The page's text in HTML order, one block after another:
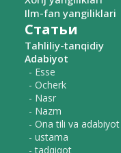
Ilm-fan yangiliklari
Статьи
Tahliliy-tanqidiy
Adabiyot
- Esse
- Ocherk
- Nasr
- Nazm
- Ona tili va adabiyot
- ustama
- tadqiqot